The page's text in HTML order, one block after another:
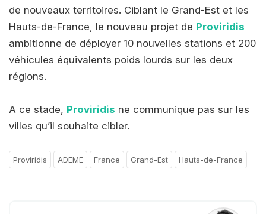
de nouveaux territoires. Ciblant le Grand-Est et les
Hauts-de-France, le nouveau projet de Proviridis
ambitionne de déployer 10 nouvelles stations et 200
véhicules équivalents poids lourds sur les deux
régions.
A ce stade, Proviridis ne communique pas sur les
villes qu’il souhaite cibler.
Proviridis ADEME France Grand-Est Hauts-de-France